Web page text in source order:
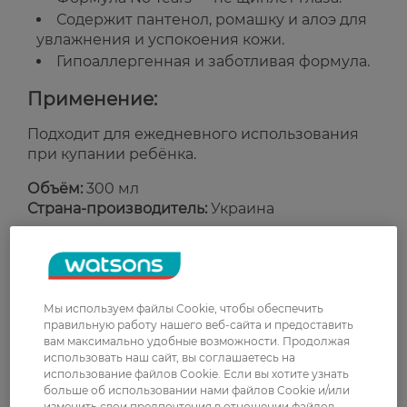
Содержит пантенол, ромашку и алоэ для
увлажнения и успокоения кожи.
Гипоаллергенная и заботливая формула.
Применение:
Подходит для ежедневного использования
при купании ребёнка.
Объём: 300 мл
Страна-производитель: Украина
Рейтинг и отзывы
0 0 відгуків
Мы используем файлы Cookie, чтобы обеспечить
правильную работу нашего веб-сайта и предоставить
вам максимально удобные возможности. Продолжая
использовать наш сайт, вы соглашаетесь на
использование файлов Cookie. Если вы хотите узнать
больше об использовании нами файлов Cookie и/или